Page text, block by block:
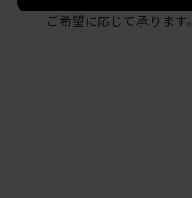
ご希望に応じて承ります。